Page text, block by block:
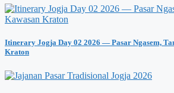
Itinerary Jogja Day 02 2026 — Pasar Ngasem,
Kraton